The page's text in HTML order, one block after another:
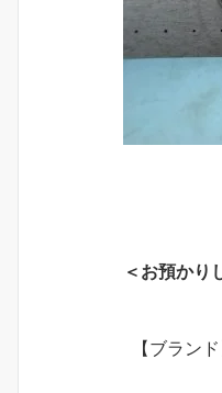
＜お預かり
【ブラン